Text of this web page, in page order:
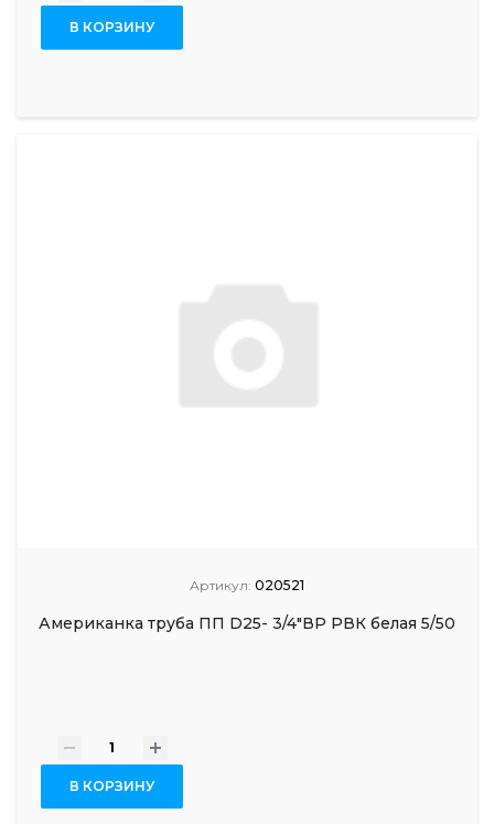
В КОРЗИНУ
Артикул: 020521
Американка труба ПП D25- 3/4"ВР РВК белая 5/50
- +
В КОРЗИНУ